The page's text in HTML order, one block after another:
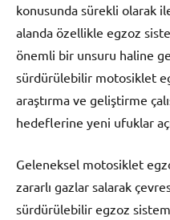
konusunda sürekli olarak
alanda özellikle egzoz
önemli bir unsuru haline
sürdürülebilir motosiklet
araştırma ve geliştirme
hedeflerine yeni ufuklar
Geleneksel motosiklet
zararlı gazlar salarak
sürdürülebilir egzoz